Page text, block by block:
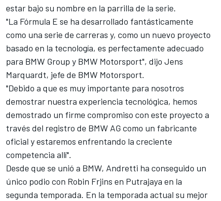
estar bajo su nombre en la parrilla de la serie.
"La Fórmula E se ha desarrollado fantásticamente
como una serie de carreras y, como un nuevo proyecto
basado en la tecnología, es perfectamente adecuado
para BMW Group y BMW Motorsport", dijo Jens
Marquardt, jefe de BMW Motorsport.
"Debido a que es muy importante para nosotros
demostrar nuestra experiencia tecnológica, hemos
demostrado un firme compromiso con este proyecto a
través del registro de BMW AG como un fabricante
oficial y estaremos enfrentando la creciente
competencia allí".
Desde que se unió a BMW, Andretti ha conseguido un
único podio con Robin Frjins en Putrajaya en la
segunda temporada. En la temporada actual su mejor